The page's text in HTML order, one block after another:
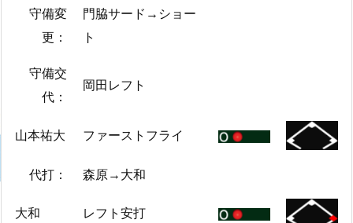
守備変
更：
門脇サード→ショー
ト
守備交
代：
岡田レフト
山本祐大 ファーストフライ
代打： 森原→大和
大和 レフト安打